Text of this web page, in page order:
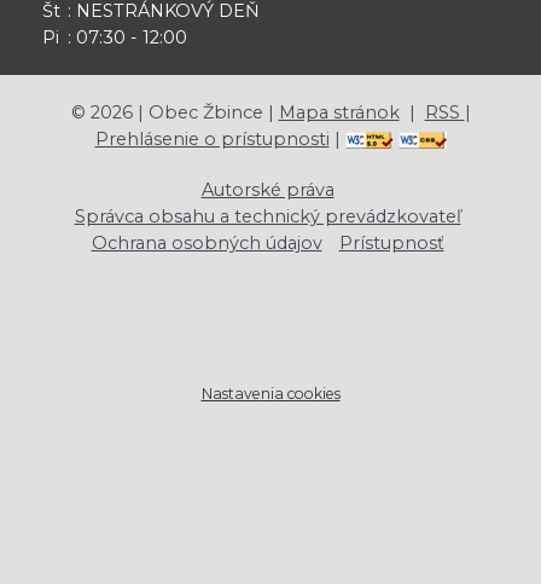
Št
Pi
: NESTRÁNKOVÝ DEŇ
: 07:30 - 12:00
© 2026| Obec Žbince | Mapa stránok| RSS |
Prehlásenie o prístupnosti |
Autorské práva
Správca obsahu a technický prevádzkovateľ
Ochrana osobných údajov
Prístupnosť
Nastavenia cookies